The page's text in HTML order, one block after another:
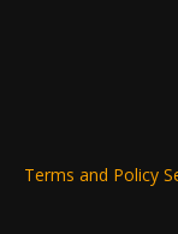
Terms and Policy